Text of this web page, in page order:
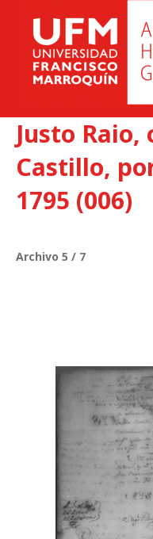
Justo Raio,
Castillo,
1795 (006)
Archivo 5 / 7